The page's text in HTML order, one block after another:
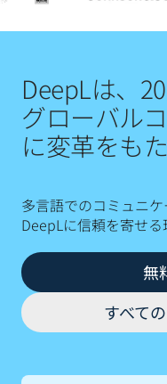
DeepLは、
グローバル
に変革をも
多言語でのコミュニ
DeepLに信頼を寄せる
無
すべて